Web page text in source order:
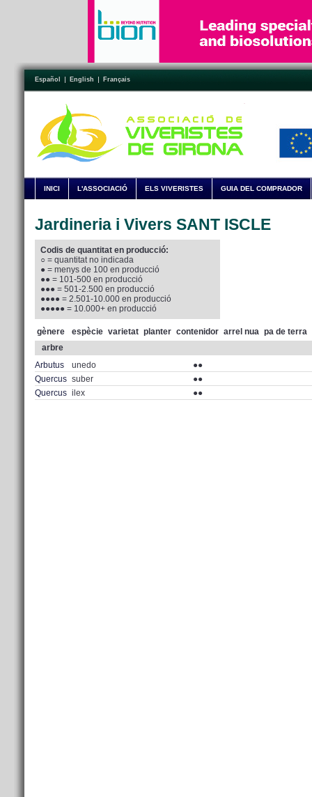
Español English Français
INICI L'ASSOCIACIÓ ELS VIVERISTES GUIA DEL COMPRADOR
Jardineria i Vivers SANT ISCLE
Codis de quantitat en producció:
○ = quantitat no indicada
● = menys de 100 en producció
●● = 101-500 en producció
●●● = 501-2.500 en producció
●●●● = 2.501-10.000 en producció
●●●●● = 10.000+ en producció
gènere espècie varietat planter contenidor arrel nua pa de terra
arbre
Arbutus
unedo
●●
Quercus suber
●●
Quercus ilex ●●